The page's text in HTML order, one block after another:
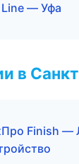
— Уфа
в
Finish —